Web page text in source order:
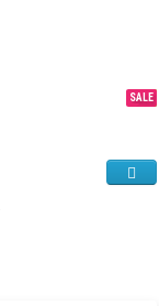
NEW
TOP
SALE